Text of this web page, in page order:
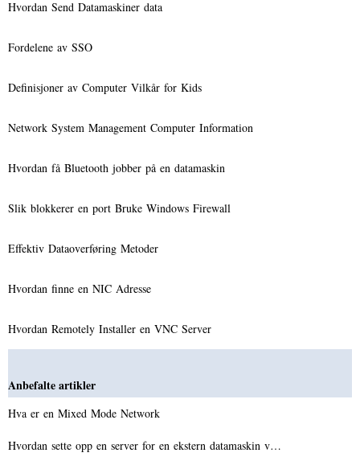
Hvordan Send Datamaskiner data
Fordelene av SSO
Definisjoner av Computer Vilkår for Kids
Network System Management Computer Information
Hvordan få Bluetooth jobber på en datamaskin
Slik blokkerer en port Bruke Windows Firewall
Effektiv Dataoverføring Metoder
Hvordan finne en NIC Adresse
Hvordan Remotely Installer en VNC Server
Anbefalte artikler
Hva er en Mixed Mode Network
Hvordan sette opp en server for en ekstern datamaskin v…